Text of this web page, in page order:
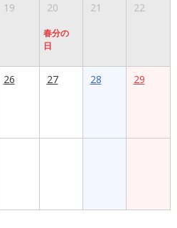
19 20
春分の
日
21 22
26 27 28 29